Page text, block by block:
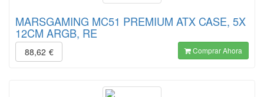
MARSGAMING MC51 PREMIUM ATX CASE, 5X
12CM ARGB, RE
88,62 € Comprar Ahora